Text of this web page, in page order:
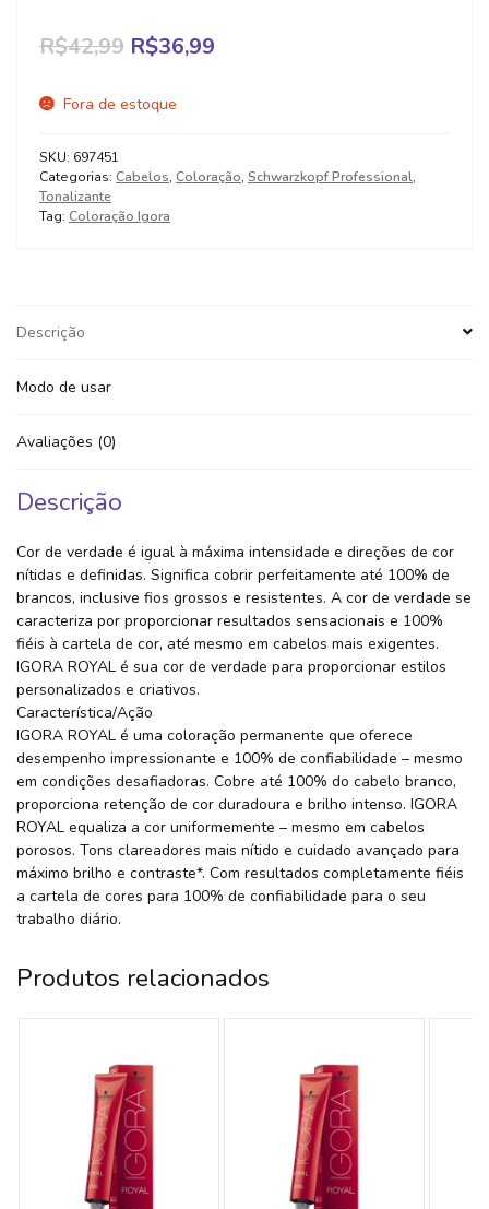
R$42,99 Original
was:
R$36,99
Fora de estoque
SKU: 697451
Categorias: Cabelos, Coloração, Schwarzkopf Professional,
Tonalizante
Tag: Coloração Igora
Descrição
Modo de usar
Avaliações (0)
Descrição
Cor de verdade é igual à máxima intensidade e direções de cor
nítidas e definidas. Significa cobrir perfeitamente até 100% de
brancos, inclusive fios grossos e resistentes. A cor de verdade se
caracteriza por proporcionar resultados sensacionais e 100%
fiéis à cartela de cor, até mesmo em cabelos mais exigentes.
IGORA ROYAL é sua cor de verdade para proporcionar estilos
personalizados e criativos.
Característica/Ação
IGORA ROYAL é uma coloração permanente que oferece
desempenho impressionante e 100% de confiabilidade – mesmo
em condições desafiadoras. Cobre até 100% do cabelo branco,
proporciona retenção de cor duradoura e brilho intenso. IGORA
ROYAL equaliza a cor uniformemente – mesmo em cabelos
porosos. Tons clareadores mais nítido e cuidado avançado para
máximo brilho e contraste*. Com resultados completamente fiéis
a cartela de cores para 100% de confiabilidade para o seu
trabalho diário.
Produtos relacionados